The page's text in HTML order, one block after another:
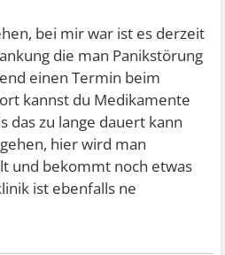
bei mir war ist es derzeit
die man Panikstörung
einen Termin beim
kannst du Medikamente
das zu lange dauert kann
hier wird man
und bekommt noch etwas
ist ebenfalls ne